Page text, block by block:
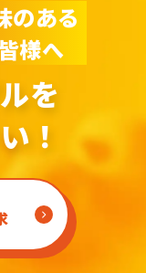
のある
様へ
を
！